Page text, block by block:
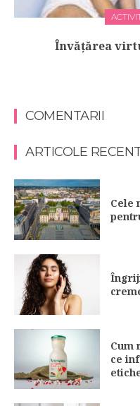
Învățărea
COMENTARII
ARTICOLE
Cele
Cum
ce